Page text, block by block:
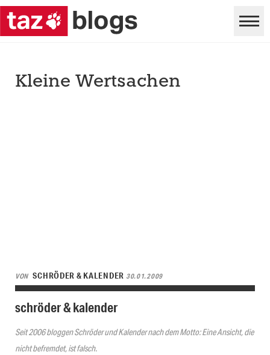
Kleine Wertsachen
VON SCHRÖDER & KALENDER 30.01.2009
schröder & kalender
Seit 2006 bloggen Schröder und Kalender nach dem Motto: Eine Ansicht, die
nicht befremdet, ist falsch.